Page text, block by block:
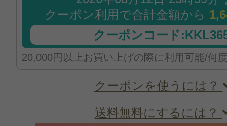
クーポン利用で合計金額から
クーポンコード
20,000円以上お買い上げの際に利用可能/何
クーポンを使うには？
送料無料にするには？